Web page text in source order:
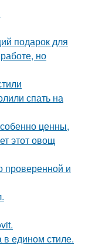
подарок для
но
спать на
ценны,
этот овощ
проверенной и
в едином стиле.